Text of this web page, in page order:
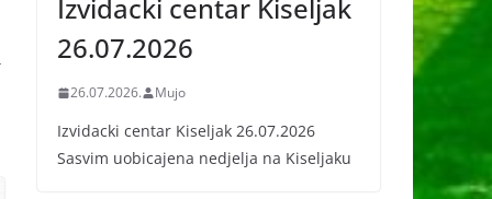
Izvidacki centar Kiseljak
26.07.2026
26.07.2026. Mujo
Izvidacki centar Kiseljak 26.07.2026
Sasvim uobicajena nedjelja na Kiseljaku